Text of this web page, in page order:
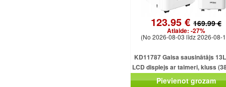
123.95 € 169.99 €
Atlaide: -27%
(No 2026-08-03 līdz 2026-08-
KD11787 Gaisa sausinātājs
LCD displejs ar taimeri, kluss
2,5 l tvertne
Pievienot grozam